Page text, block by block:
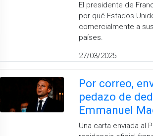
El presidente de
por qué Estados
comercialmente a
países.
27/03/2025
Por correo,
pedazo de
Emmanuel
Una carta enviada al